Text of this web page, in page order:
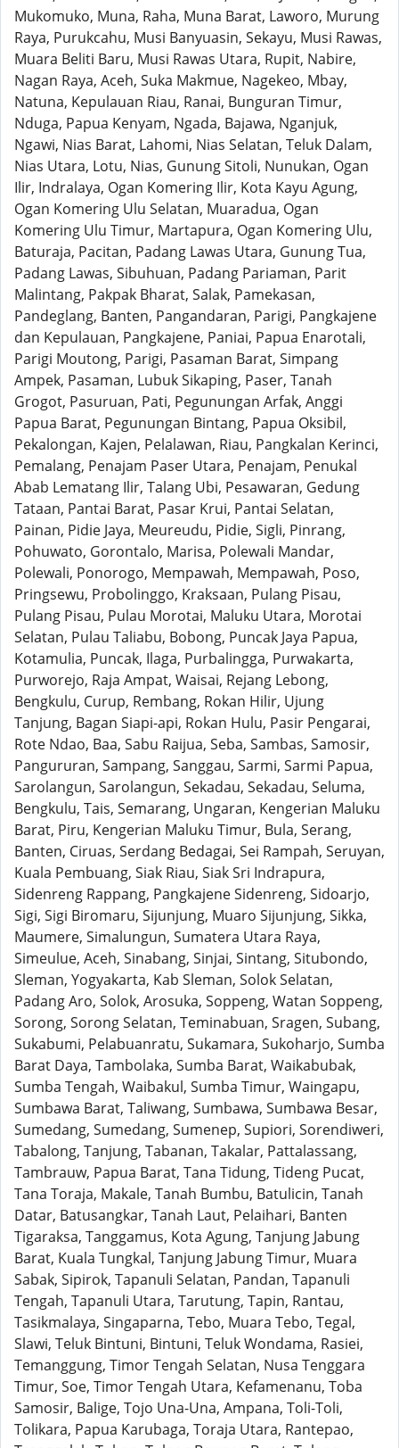
Mukomuko, Muna, Raha, Muna Barat, Laworo, Murung
Raya, Purukcahu, Musi Banyuasin, Sekayu, Musi Rawas,
Muara Beliti Baru, Musi Rawas Utara, Rupit, Nabire,
Nagan Raya, Aceh, Suka Makmue, Nagekeo, Mbay,
Natuna, Kepulauan Riau, Ranai, Bunguran Timur,
Nduga, Papua Kenyam, Ngada, Bajawa, Nganjuk,
Ngawi, Nias Barat, Lahomi, Nias Selatan, Teluk Dalam,
Nias Utara, Lotu, Nias, Gunung Sitoli, Nunukan, Ogan
Ilir, Indralaya, Ogan Komering Ilir, Kota Kayu Agung,
Ogan Komering Ulu Selatan, Muaradua, Ogan
Komering Ulu Timur, Martapura, Ogan Komering Ulu,
Baturaja, Pacitan, Padang Lawas Utara, Gunung Tua,
Padang Lawas, Sibuhuan, Padang Pariaman, Parit
Malintang, Pakpak Bharat, Salak, Pamekasan,
Pandeglang, Banten, Pangandaran, Parigi, Pangkajene
dan Kepulauan, Pangkajene, Paniai, Papua Enarotali,
Parigi Moutong, Parigi, Pasaman Barat, Simpang
Ampek, Pasaman, Lubuk Sikaping, Paser, Tanah
Grogot, Pasuruan, Pati, Pegunungan Arfak, Anggi
Papua Barat, Pegunungan Bintang, Papua Oksibil,
Pekalongan, Kajen, Pelalawan, Riau, Pangkalan Kerinci,
Pemalang, Penajam Paser Utara, Penajam, Penukal
Abab Lematang Ilir, Talang Ubi, Pesawaran, Gedung
Tataan, Pantai Barat, Pasar Krui, Pantai Selatan,
Painan, Pidie Jaya, Meureudu, Pidie, Sigli, Pinrang,
Pohuwato, Gorontalo, Marisa, Polewali Mandar,
Polewali, Ponorogo, Mempawah, Mempawah, Poso,
Pringsewu, Probolinggo, Kraksaan, Pulang Pisau,
Pulang Pisau, Pulau Morotai, Maluku Utara, Morotai
Selatan, Pulau Taliabu, Bobong, Puncak Jaya Papua,
Kotamulia, Puncak, Ilaga, Purbalingga, Purwakarta,
Purworejo, Raja Ampat, Waisai, Rejang Lebong,
Bengkulu, Curup, Rembang, Rokan Hilir, Ujung
Tanjung, Bagan Siapi-api, Rokan Hulu, Pasir Pengarai,
Rote Ndao, Baa, Sabu Raijua, Seba, Sambas, Samosir,
Pangururan, Sampang, Sanggau, Sarmi, Sarmi Papua,
Sarolangun, Sarolangun, Sekadau, Sekadau, Seluma,
Bengkulu, Tais, Semarang, Ungaran, Kengerian Maluku
Barat, Piru, Kengerian Maluku Timur, Bula, Serang,
Banten, Ciruas, Serdang Bedagai, Sei Rampah, Seruyan,
Kuala Pembuang, Siak Riau, Siak Sri Indrapura,
Sidenreng Rappang, Pangkajene Sidenreng, Sidoarjo,
Sigi, Sigi Biromaru, Sijunjung, Muaro Sijunjung, Sikka,
Maumere, Simalungun, Sumatera Utara Raya,
Simeulue, Aceh, Sinabang, Sinjai, Sintang, Situbondo,
Sleman, Yogyakarta, Kab Sleman, Solok Selatan,
Padang Aro, Solok, Arosuka, Soppeng, Watan Soppeng,
Sorong, Sorong Selatan, Teminabuan, Sragen, Subang,
Sukabumi, Pelabuanratu, Sukamara, Sukoharjo, Sumba
Barat Daya, Tambolaka, Sumba Barat, Waikabubak,
Sumba Tengah, Waibakul, Sumba Timur, Waingapu,
Sumbawa Barat, Taliwang, Sumbawa, Sumbawa Besar,
Sumedang, Sumedang, Sumenep, Supiori, Sorendiweri,
Tabalong, Tanjung, Tabanan, Takalar, Pattalassang,
Tambrauw, Papua Barat, Tana Tidung, Tideng Pucat,
Tana Toraja, Makale, Tanah Bumbu, Batulicin, Tanah
Datar, Batusangkar, Tanah Laut, Pelaihari, Banten
Tigaraksa, Tanggamus, Kota Agung, Tanjung Jabung
Barat, Kuala Tungkal, Tanjung Jabung Timur, Muara
Sabak, Sipirok, Tapanuli Selatan, Pandan, Tapanuli
Tengah, Tapanuli Utara, Tarutung, Tapin, Rantau,
Tasikmalaya, Singaparna, Tebo, Muara Tebo, Tegal,
Slawi, Teluk Bintuni, Bintuni, Teluk Wondama, Rasiei,
Temanggung, Timor Tengah Selatan, Nusa Tenggara
Timur, Soe, Timor Tengah Utara, Kefamenanu, Toba
Samosir, Balige, Tojo Una-Una, Ampana, Toli-Toli,
Tolikara, Papua Karubaga, Toraja Utara, Rantepao,